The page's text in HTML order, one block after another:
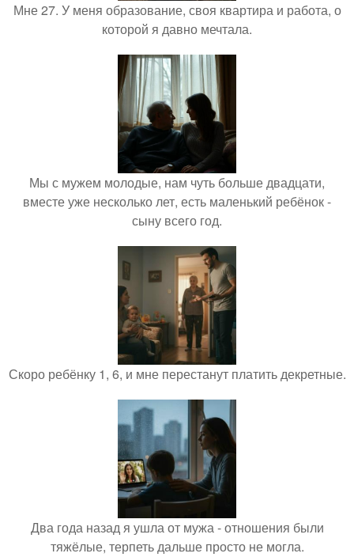
Мне 27. У меня образование, своя квартира и работа, о
которой я давно мечтала.
Мы с мужем молодые, нам чуть больше двадцати,
вместе уже несколько лет, есть маленький ребёнок -
сыну всего год.
Скоро ребёнку 1, 6, и мне перестанут платить декретные.
Два года назад я ушла от мужа - отношения были
тяжёлые, терпеть дальше просто не могла.